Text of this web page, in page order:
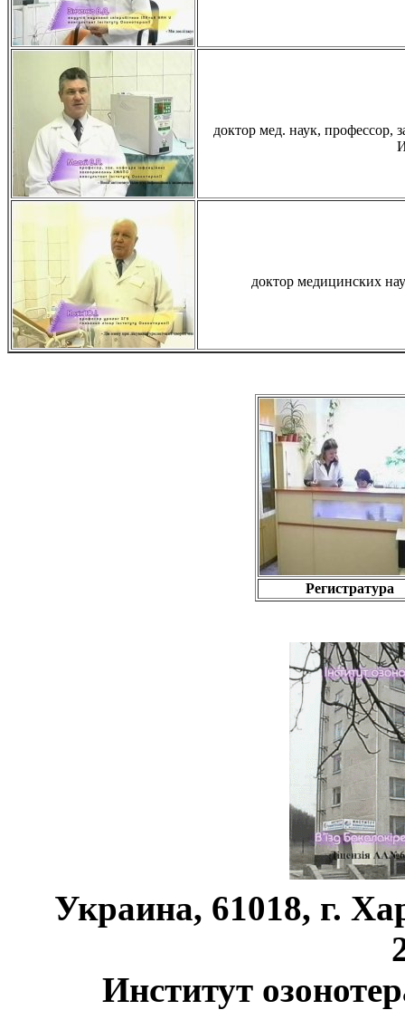
доктор мед. наук,
доктор медицинских
Регистратура
Украина, 61018, г.
Институт